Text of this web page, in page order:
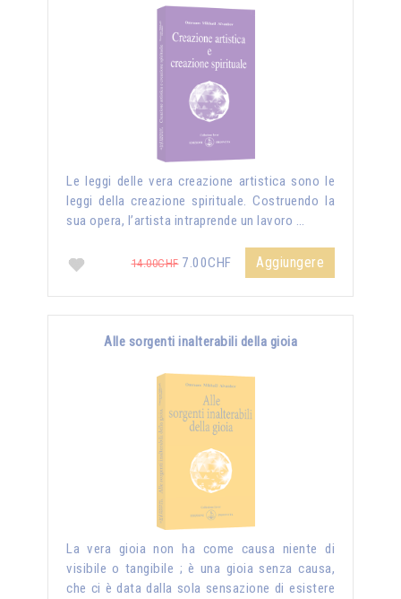
Le leggi delle vera creazione artistica sono le
leggi della creazione spirituale. Costruendo la
sua opera, l’artista intraprende un lavoro …
14.00CHF7.00CHF Aggiungere
Alle sorgenti inalterabili della gioia
La vera gioia non ha come causa niente di
visibile o tangibile ; è una gioia senza causa,
che ci è data dalla sola sensazione di esistere